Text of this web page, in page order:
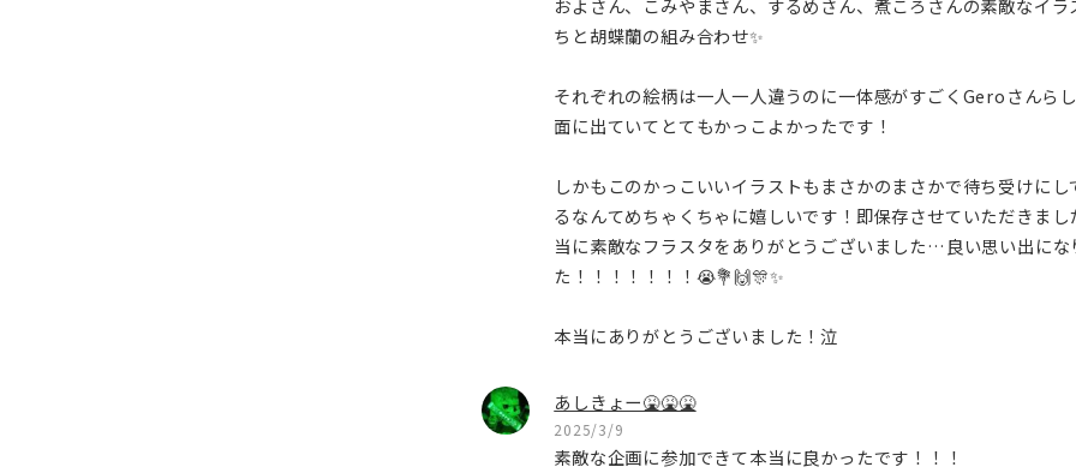
およさん、こみやまさん、するめさん、煮ころさんの素敵なイラ
ちと胡蝶蘭の組み合わせ✨
それぞれの絵柄は一人一人違うのに一体感がすごくGeroさんら
面に出ていてとてもかっこよかったです！
しかもこのかっこいいイラストもまさかのまさかで待ち受けにし
るなんてめちゃくちゃに嬉しいです！即保存させていただきまし
当に素敵なフラスタをありがとうございました…良い思い出にな
た！！！！！！！😭💐🙌🎊✨
本当にありがとうございました！泣
あしきょー🤮🤮🤮
2025/3/9
素敵な企画に参加できて本当に良かったです！！！